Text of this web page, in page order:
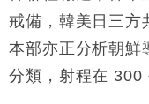
16:05
財經｜日經
15:47
財經｜恒隆
粦接任
戒備，韓美日三方
本部亦正分析朝鮮
分類，射程在 300